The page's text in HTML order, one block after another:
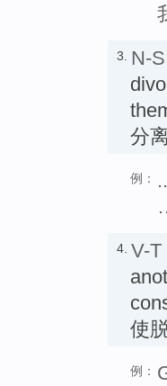
3. N-
分
例：
4. V-T
使
例：